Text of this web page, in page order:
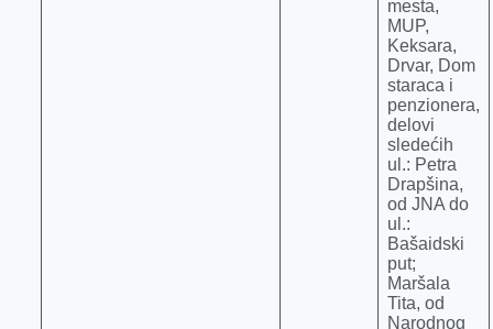
mesta,
MUP,
Keksara,
Drvar, Dom
staraca i
penzionera,
delovi
sledećih
ul.: Petra
Drapšina,
od JNA do
ul.:
Bašaidski
put;
Maršala
Tita, od
Narodnog